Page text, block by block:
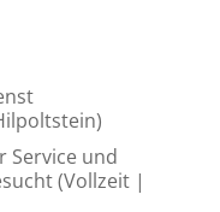
Service und
(Vollzeit |